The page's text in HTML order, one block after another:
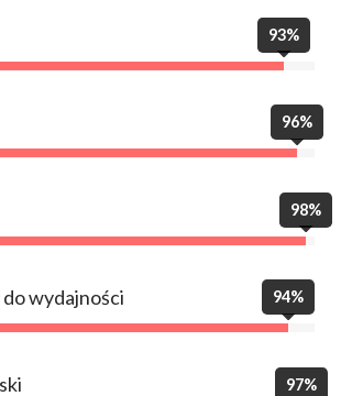
93%
96%
98%
wydajności 94%
97%